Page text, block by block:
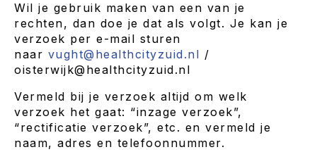
Wil je gebruik maken van een van je
rechten, dan doe je dat als volgt. Je kan je
verzoek per e-mail sturen
naar vught@healthcityzuid.nl /
oisterwijk@healthcityzuid.nl
Vermeld bij je verzoek altijd om welk
verzoek het gaat: “inzage verzoek”,
“rectificatie verzoek”, etc. en vermeld je
naam, adres en telefoonnummer.